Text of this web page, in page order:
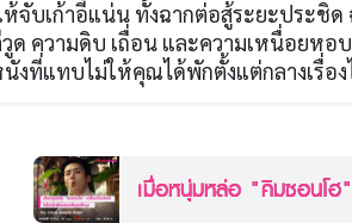
จับเก้าอี้แน่น ทั้งฉากต่อสู้ระยะประชิด
ด ความดิบ เถื่อน และความเหนื่อยหอ
งที่แทบไม่ให้คุณได้พักตั้งแต่กลางเรื่อ
เมื่อหนุ่มหล่อ "คิมซอนโฮ